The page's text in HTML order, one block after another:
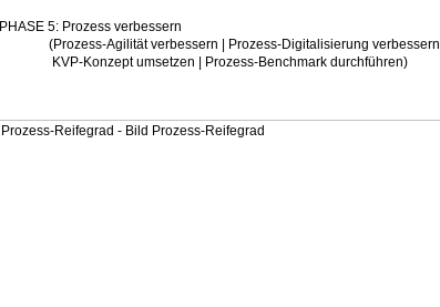
PHASE 5: Prozess verbessern
(Prozess-Agilität verbessern | Prozess-Digitalisierung verbessern |
KVP-Konzept umsetzen | Prozess-Benchmark durchführen)